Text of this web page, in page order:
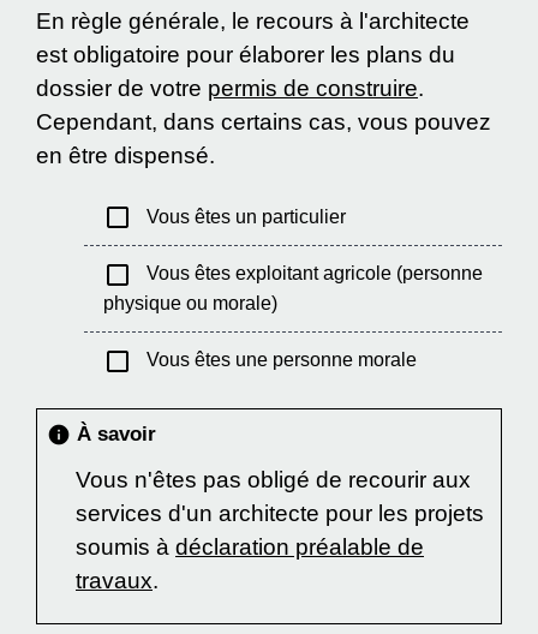
En règle générale, le recours à l'architecte
est obligatoire pour élaborer les plans du
dossier de votre permis de construire.
Cependant, dans certains cas, vous pouvez
en être dispensé.
check_box_outline_blank Vous êtes un particulier
check_box_outline_blank
Vous êtes exploitant agricole (personne
physique ou morale)
check_box_outline_blank Vous êtes une personne morale
info À savoir
Vous n'êtes pas obligé de recourir aux
services d'un architecte pour les projets
soumis à déclaration préalable de
travaux.